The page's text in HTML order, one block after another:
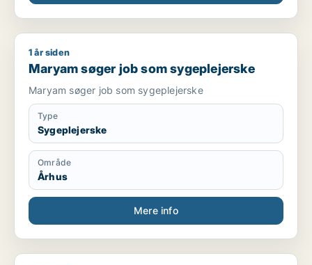
Maryam søger job som sygeplejerske
1 år siden
Maryam søger job som sygeplejerske
Maryam søger job som sygeplejerske
Type
Sygeplejerske
Område
Århus
Mere info